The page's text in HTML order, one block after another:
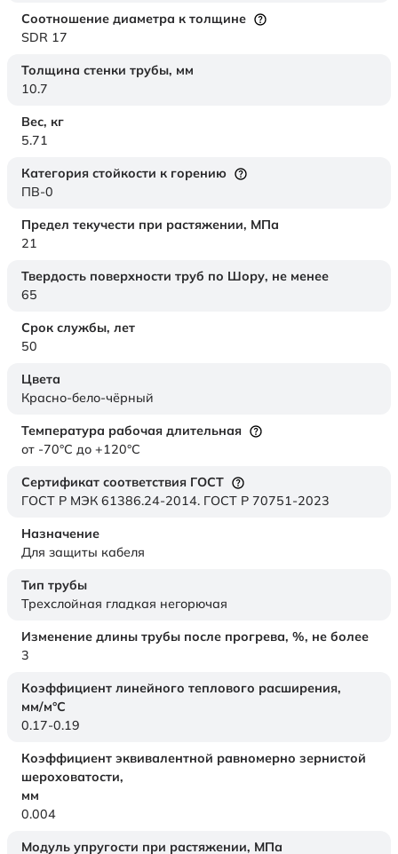
Соотношение диаметра к толщине
SDR 17
Толщина стенки трубы, мм
10.7
Вес, кг
5.71
Категория стойкости к горению
ПВ-0
Предел текучести при растяжении, МПа
21
Твердость поверхности труб по Шору, не менее
65
Срок службы, лет
50
Цвета
Красно-бело-чёрный
Температура рабочая длительная
от -70°C до +120°C
Сертификат соответствия ГОСТ
ГОСТ Р МЭК 61386.24-2014. ГОСТ Р 70751-2023
Назначение
Для защиты кабеля
Тип трубы
Трехслойная гладкая негорючая
Изменение длины трубы после прогрева, %, не более
3
Коэффициент линейного теплового расширения,
мм/м°С
0.17-0.19
Коэффициент эквивалентной равномерно зернистой
шероховатости,
мм
0.004
Модуль упругости при растяжении, МПа